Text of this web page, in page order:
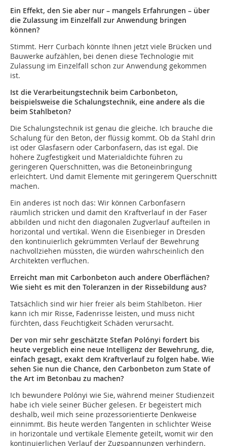
Ein Effekt, den Sie aber nur – mangels Erfahrungen – über
die Zulassung im Einzelfall zur Anwendung bringen
können?
Stimmt. Herr Curbach könnte Ihnen jetzt viele Brücken und
Bauwerke aufzählen, bei denen diese Technologie mit
Zulassung im Einzelfall schon zur Anwendung gekommen
ist.
Ist die Verarbeitungstechnik beim Carbonbeton,
beispielsweise die Schalungstechnik, eine andere als die
beim Stahlbeton?
Die Schalungstechnik ist genau die gleiche. Ich brauche die
Schalung für den Beton, der flüssig kommt. Ob da Stahl drin
ist oder Glasfasern oder Carbonfasern, das ist egal. Die
höhere Zugfestigkeit und Materialdichte führen zu
geringeren Querschnitten, was die Betoneinbringung
erleichtert. Und damit Elemente mit geringerem Querschnitt
machen.
Ein anderes ist noch das: Wir können Carbonfasern
räumlich stricken und damit den Kraftverlauf in der Faser
abbilden und nicht den diagonalen Zugverlauf aufteilen in
horizontal und vertikal. Wenn die Eisenbieger in Dresden
den kontinuierlich gekrümmten Verlauf der Bewehrung
nachvollziehen müssten, die würden wahrscheinlich den
Architekten verfluchen.
Erreicht man mit Carbonbeton auch andere Oberflächen?
Wie sieht es mit den Toleranzen in der Rissebildung aus?
Tatsächlich sind wir hier freier als beim Stahlbeton. Hier
kann ich mir Risse, Fadenrisse leisten, und muss nicht
fürchten, dass Feuchtigkeit Schäden verursacht.
Der von mir sehr geschätzte Stefan Polónyi fordert bis
heute vergeblich eine neue Intelligenz der Bewehrung, die,
einfach gesagt, exakt dem Kraftverlauf zu folgen habe. Wie
sehen Sie nun die Chance, den Carbonbeton zum State of
the Art im Betonbau zu machen?
Ich bewundere Polónyi wie Sie, während meiner Studienzeit
habe ich viele seiner Bücher gelesen. Er begeistert mich
deshalb, weil mich seine prozessorientierte Denkweise
einnimmt. Bis heute werden Tangenten in schlichter Weise
in horizontale und vertikale Elemente geteilt, womit wir den
kontinuierlichen Verlauf der Zugspannungen verhindern.